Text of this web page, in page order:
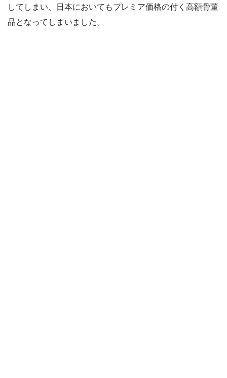
してしまい、日本においてもプレミア価格の付く高額骨董
品となってしまいました。